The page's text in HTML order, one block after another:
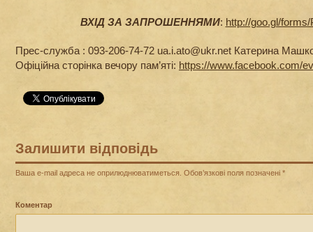
ВХІД ЗА ЗАПРОШЕННЯМИ: http://goo.gl/
Прес-служба : 093-206-74-72 ua.i.ato@ukr.net Катерина
Офіційна сторінка вечору пам’яті: https://www.facebook.com/
Залишити відповідь
Ваша e-mail адреса не оприлюднюватиметься. Обов’язкові поля позначені *
Коментар